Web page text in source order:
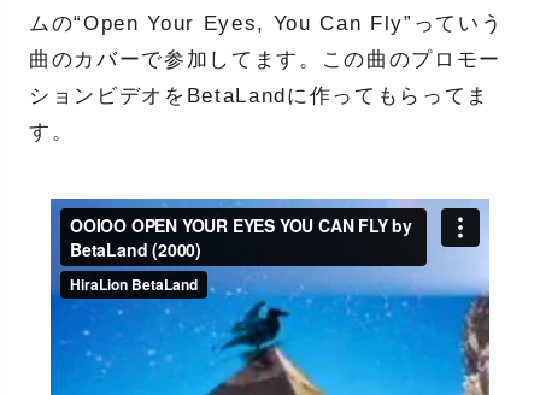
ムの“Open Your Eyes, You Can Fly”っていう
曲のカバーで参加してます。この曲のプロモー
ションビデオをBetaLandに作ってもらってま
す。